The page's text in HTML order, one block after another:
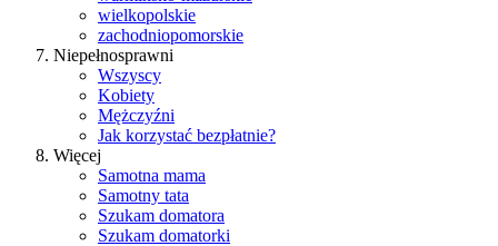
wielkopolskie
zachodniopomorskie
Niepełnosprawni
Wszyscy
Kobiety
Mężczyźni
Jak korzystać bezpłatnie?
Więcej
Samotna mama
Samotny tata
Szukam domatora
Szukam domatorki